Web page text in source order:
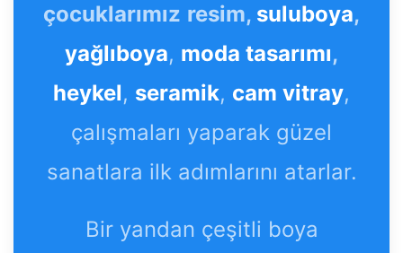
çocuklarımız resim, suluboya,
yağlıboya, moda tasarımı,
heykel, seramik, cam vitray,
çalışmaları yaparak güzel
sanatlara ilk adımlarını atarlar.
Bir yandan çeşitli boya